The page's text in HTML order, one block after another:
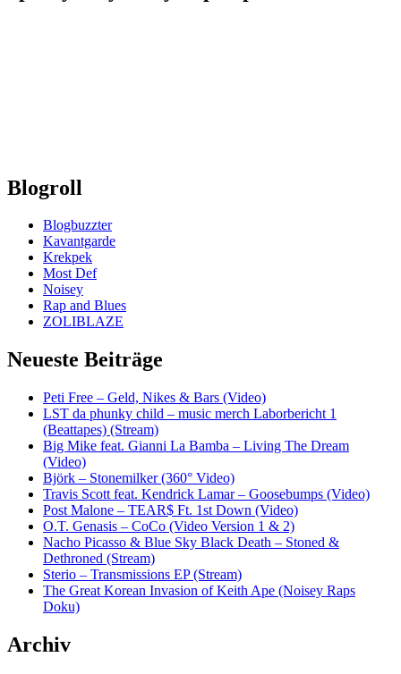
Blogroll
Blogbuzzter
Kavantgarde
Krekpek
Most Def
Noisey
Rap and Blues
ZOLIBLAZE
Neueste Beiträge
Peti Free – Geld, Nikes & Bars (Video)
LST da phunky child – music merch Laborbericht 1
(Beattapes) (Stream)
Big Mike feat. Gianni La Bamba – Living The Dream
(Video)
Björk – Stonemilker (360° Video)
Travis Scott feat. Kendrick Lamar – Goosebumps (Video)
Post Malone – TEAR$ Ft. 1st Down (Video)
O.T. Genasis – CoCo (Video Version 1 & 2)
Nacho Picasso & Blue Sky Black Death – Stoned &
Dethroned (Stream)
Sterio – Transmissions EP (Stream)
The Great Korean Invasion of Keith Ape (Noisey Raps
Doku)
Archiv